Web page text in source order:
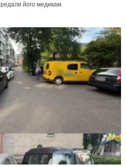
його медикам.